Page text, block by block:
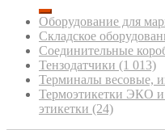
Оборудование для
Складское
Соединительные
Тензодатчики (1 013)
Терминалы весовые,
Термоэтикетки ЭКО
этикетки (24)